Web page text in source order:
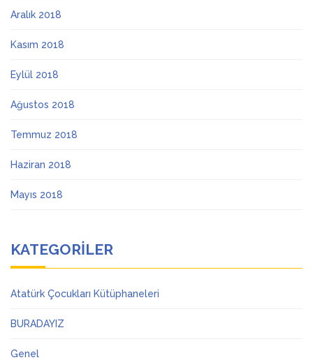
Aralık 2018
Kasım 2018
Eylül 2018
Ağustos 2018
Temmuz 2018
Haziran 2018
Mayıs 2018
KATEGORILER
Atatürk Çocukları Kütüphaneleri
BURADAYIZ
Genel